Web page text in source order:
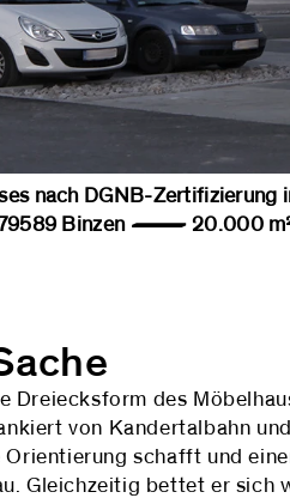
nach DGNB-
79589 Binzen — 20.000
Dreiecksform des
von Kandertalbahn
schafft und
Gleichzeitig bettet er sich